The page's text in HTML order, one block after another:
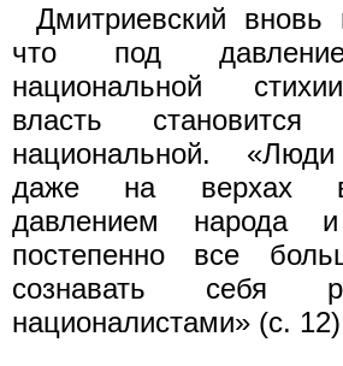
Дмитриевский вновь
что под
национальной
власть
национальной.
даже на верхах
давлением народа
постепенно все
сознавать себя
националистами» (с.